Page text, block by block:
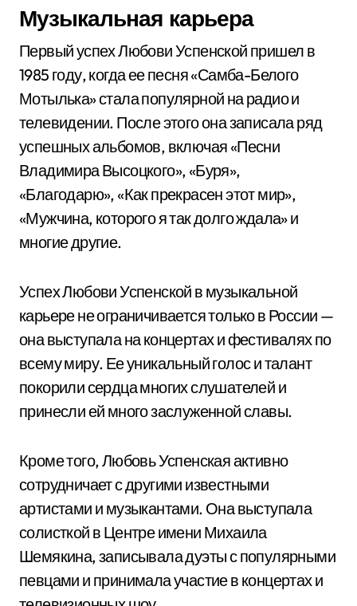
Музыкальная карьера
Первый успех Любови Успенской пришел в
1985 году, когда ее песня «Самба-Белого
Мотылька» стала популярной на радио и
телевидении. После этого она записала ряд
успешных альбомов, включая «Песни
Владимира Высоцкого», «Буря»,
«Благодарю», «Как прекрасен этот мир»,
«Мужчина, которого я так долго ждала» и
многие другие.
Успех Любови Успенской в музыкальной
карьере не ограничивается только в России —
она выступала на концертах и фестивалях по
всему миру. Ее уникальный голос и талант
покорили сердца многих слушателей и
принесли ей много заслуженной славы.
Кроме того, Любовь Успенская активно
сотрудничает с другими известными
артистами и музыкантами. Она выступала
солисткой в Центре имени Михаила
Шемякина, записывала дуэты с популярными
певцами и принимала участие в концертах и